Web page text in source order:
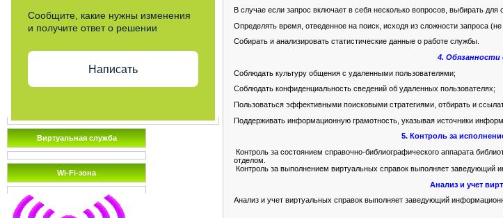
Сообщите, какие нужны изменения
и получите ответ о решении
Написать
Виртуальная служба
Wi-Fi-зона
В случае если запрос включает в себя несколько вопросов, выбирать для
Определять время, отведенное на поиск, исходя из сложности запроса
Собирать и анализировать статистические данные о работе службы.
4. Обязанности
Соблюдать культуру общения с удаленными пользователями;
Соблюдать конфиденциальность сведений об удаленных пользователях;
Пользоваться эффективными поисковыми стратегиями, отбирать и
Поддерживать информационную грамотность, указывая источники
5. Контроль за
Контроль за состоянием справочно-библиографического аппарата
отделом.
Контроль за выполнением виртуальных справок выполняет заведующий
Анализ и учет
Анализ и учет виртуальных справок выполняет заведующий